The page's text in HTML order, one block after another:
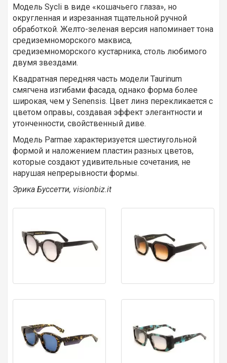
Модель Sycli в виде «кошачьего глаза», но
округленная и изрезанная тщательной ручной
обработкой. Желто-зеленая версия напоминает тона
средиземноморского маквиса,
средиземноморского кустарника, столь любимого
двумя звездами.
Квадратная передняя часть модели Taurinum
смягчена изгибами фасада, однако форма более
широкая, чем у Senensis. Цвет линз перекликается с
цветом оправы, создавая эффект элегантности и
утонченности, свойственный диве.
Модель Parmae характеризуется шестиугольной
формой и наложением пластин разных цветов,
которые создают удивительные сочетания, не
нарушая непрерывности формы.
Эрика Буссетти, visionbiz.it